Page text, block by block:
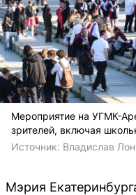
Мероприятие на УГМК-
зрителей, включая
Источник: Владислав
Мэрия